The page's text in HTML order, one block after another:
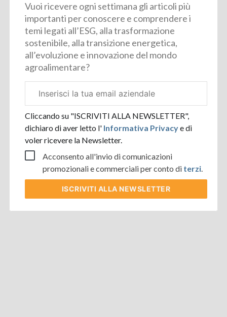
Vuoi ricevere ogni settimana gli articoli più
importanti per conoscere e comprendere i
temi legati all’ESG, alla trasformazione
sostenibile, alla transizione energetica,
all’evoluzione e innovazione del mondo
agroalimentare?
aziendale
Cliccando su "ISCRIVITI ALLA NEWSLETTER",
dichiaro di aver letto l' Informativa Privacye di
voler ricevere la Newsletter.
Acconsento all'invio di comunicazioni
promozionali e commerciali per conto di terzi.
ISCRIVITI ALLA NEWSLETTER